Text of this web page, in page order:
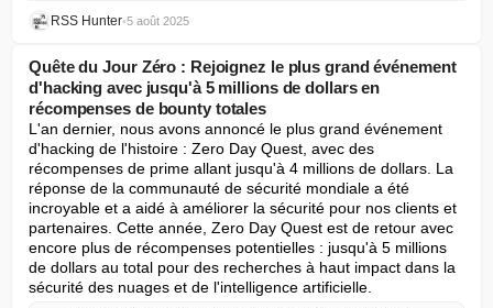
RSS Hunter•5 août 2025
Quête du Jour Zéro : Rejoignez le plus grand événement
d'hacking avec jusqu'à 5 millions de dollars en
récompenses de bounty totales
L'an dernier, nous avons annoncé le plus grand événement
d'hacking de l'histoire : Zero Day Quest, avec des
récompenses de prime allant jusqu'à 4 millions de dollars. La
réponse de la communauté de sécurité mondiale a été
incroyable et a aidé à améliorer la sécurité pour nos clients et
partenaires. Cette année, Zero Day Quest est de retour avec
encore plus de récompenses potentielles : jusqu'à 5 millions
de dollars au total pour des recherches à haut impact dans la
sécurité des nuages et de l'intelligence artificielle.